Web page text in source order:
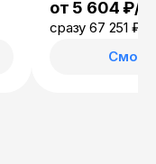
от 5 604 ₽/
сразу 67 251 ₽